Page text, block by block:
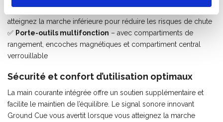
atteignez la marche inférieure pour réduire les risques de chute
✅ Porte-outils multifonction – avec compartiments de
rangement, encoches magnétiques et compartiment central
verrouillable
Sécurité et confort d’utilisation optimaux
La main courante intégrée offre un soutien supplémentaire et
facilite le maintien de l’équilibre. Le signal sonore innovant
Ground Cue vous avertit lorsque vous atteignez la marche